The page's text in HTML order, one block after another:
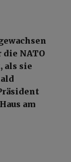
NATO
als sie
am